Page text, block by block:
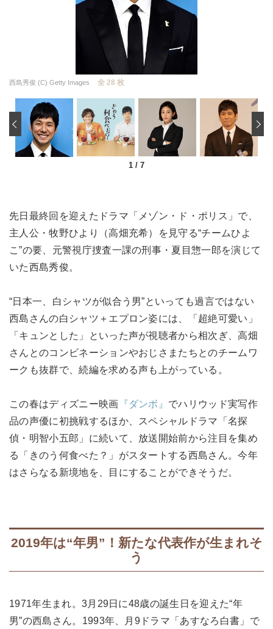
西島秀俊 (C) Getty Images 全 28 枚
1 / 7
‹
先日最終回を迎えたドラマ「メゾン・ド・ポリス」で、
主人公・牧野ひより（高畑充希）を見守る“チームひよ
こ”の要、元警視庁捜査一課の刑事・夏目惣一郎を演じて
いた西島秀俊。
“日本一、白シャツが似合う男”といっても過言ではない
西島さんの白シャツ＋エプロン姿には、「超絶可愛い」
「キュンとした」といった声が視聴者から相次ぎ、高畑
さんとのコンビネーションやおじさまたちとのチームワ
ークも抜群で、続編を求める声も上がっている。
この春はディズニー映画 『ダンボ』 でハリウッド実写作
品の声優に初挑戦するほか、スペシャルドラマ「名探
偵・明智小五郎」に続いて、放送開始前から注目を集め
る「きのう何食べた？」がスタートする西島さん。今年
はさらなる新境地を、目にすることができそうだ。
2019年は“年男”！新たな代表作が生まれそ
う
1971年生まれ。3月29日に48歳の誕生日を迎えた“年
男”の西島さん。1993年、月9ドラマ「あすなろ白書」で